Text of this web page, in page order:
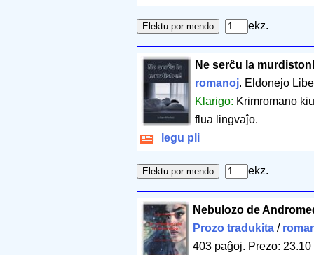
ekz.
Ne serĉu la
romanoj. Eldonejo
Klarigo: Krimromano
flua lingvaĵo.
legu pli
ekz.
Nebulozo de
Prozo tradukita /
403 paĝoj. Prezo: 23.10